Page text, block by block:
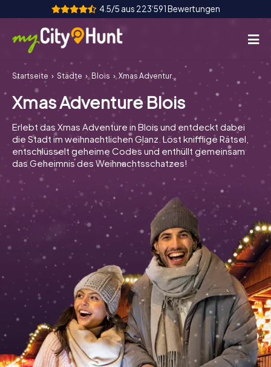
4.5/5 aus 223‘591 Bewertungen
So funktioniert's
Städte
Touren
Teamevent
Tickets
INT AT CH
ES
UK
IT
NL
Tickets buchen
Gutscheine bestellen
Startseite Städte Blois Xmas Adventure Blois
Xmas Adventure Blois
Erlebt das Xmas Adventure in Blois und entdeckt dabei
die Stadt im weihnachtlichen Glanz. Löst knifflige Rätsel,
entschlüsselt geheime Codes und enthüllt gemeinsam
das Geheimnis des Weihnachtsschatzes!